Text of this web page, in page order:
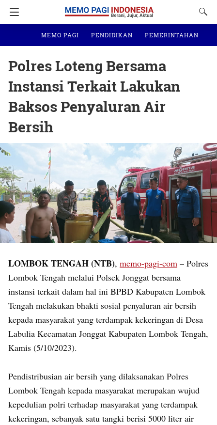
MEMO PAGI PENDIDIKAN PEMERINTAHAN
Polres Loteng Bersama
Instansi Terkait Lakukan
Baksos Penyaluran Air
Bersih
LOMBOK TENGAH (NTB), memo-pagi-com – Polres
Lombok Tengah melalui Polsek Jonggat bersama
instansi terkait dalam hal ini BPBD Kabupaten Lombok
Tengah melakukan bhakti sosial penyaluran air bersih
kepada masyarakat yang terdampak kekeringan di Desa
Labulia Kecamatan Jonggat Kabupaten Lombok Tengah,
Kamis (5/10/2023).
Pendistribusian air bersih yang dilaksanakan Polres
Lombok Tengah kepada masyarakat merupakan wujud
kepedulian polri terhadap masyarakat yang terdampak
kekeringan, sebanyak satu tangki berisi 5000 liter air